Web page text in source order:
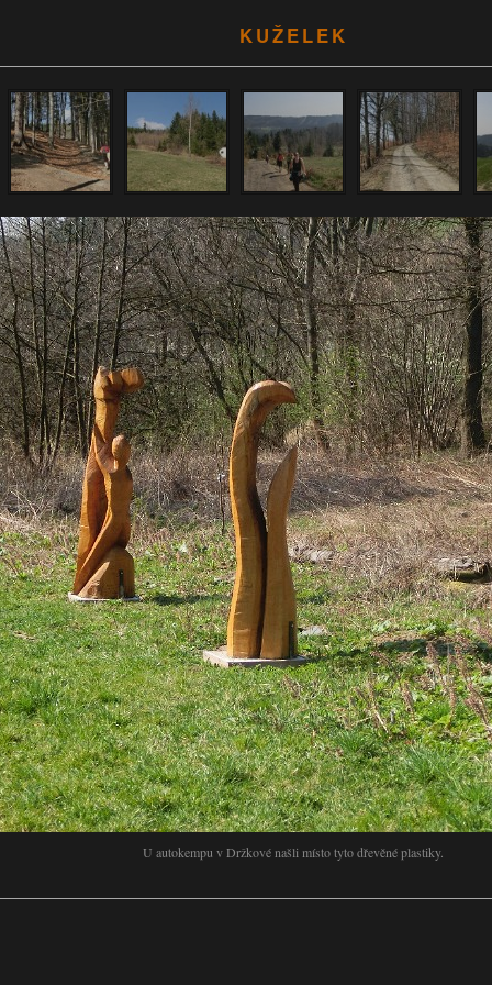
KUŽELEK
U autokempu v Držkové našli místo tyto dřevěné plastiky.